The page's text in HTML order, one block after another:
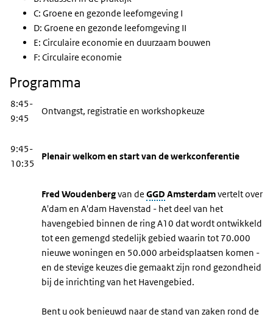
C: Groene en gezonde leefomgeving I
D: Groene en gezonde leefomgeving II
E: Circulaire economie en duurzaam bouwen
F: Circulaire economie
Programma
8:45-
9:45
Ontvangst, registratie en workshopkeuze
9:45-
10:35
Plenair welkom en start van de werkconferentie
Fred Woudenbergvan de GGD Amsterdamvertelt over
A'dam en A'dam Havenstad - het deel van het
havengebied binnen de ring A10 dat wordt ontwikkeld
tot een gemengd stedelijk gebied waarin tot 70.000
nieuwe woningen en 50.000 arbeidsplaatsen komen -
en de stevige keuzes die gemaakt zijn rond gezondheid
bij de inrichting van het Havengebied.
Bent u ook benieuwd naar de stand van zaken rond de